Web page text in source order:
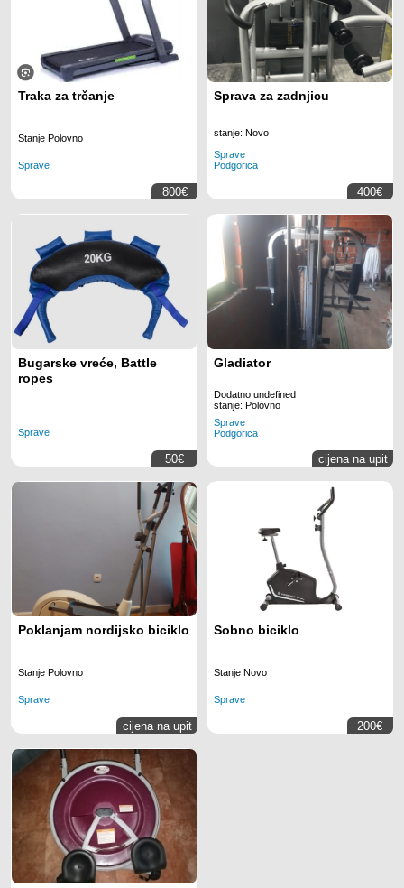
Traka za trčanje
Stanje Polovno
Sprave
800€
Sprava za zadnjicu
stanje: Novo
Sprave
Podgorica
400€
Bugarske vreće, Battle
ropes
Sprave
50€
Gladiator
Dodatno undefined
stanje: Polovno
Sprave
Podgorica
cijena na upit
Poklanjam nordijsko biciklo
Stanje Polovno
Sprave
cijena na upit
Sobno biciklo
Stanje Novo
Sprave
200€